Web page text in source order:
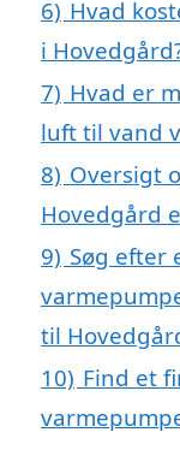
6) Hvad
i
7) Hvad er
luft til vand
8) Oversigt
Hovedgård
9) Søg efter
til
10) Find et